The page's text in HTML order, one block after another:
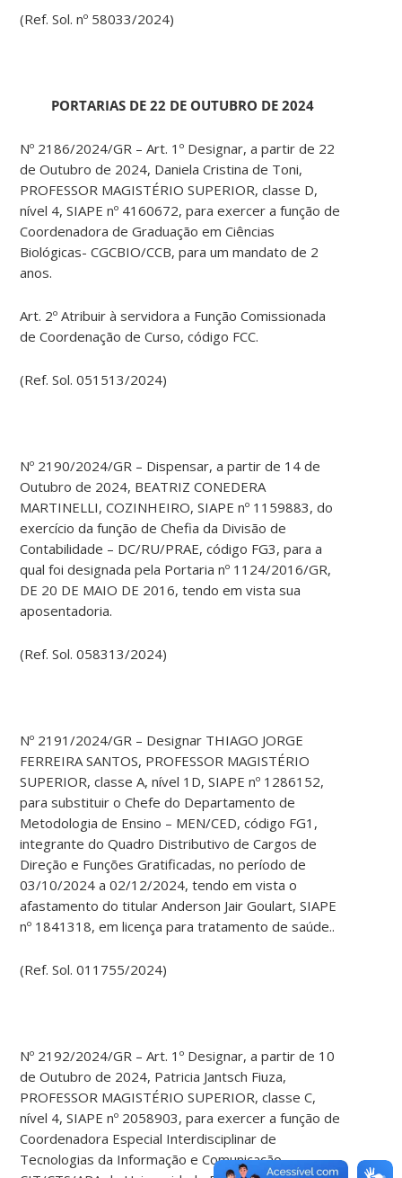
(Ref. Sol. nº 58033/2024)
PORTARIAS DE 22 DE OUTUBRO DE 2024
Nº 2186/2024/GR – Art. 1º Designar, a partir de 22
de Outubro de 2024, Daniela Cristina de Toni,
PROFESSOR MAGISTÉRIO SUPERIOR, classe D,
nível 4, SIAPE nº 4160672, para exercer a função de
Coordenadora de Graduação em Ciências
Biológicas- CGCBIO/CCB, para um mandato de 2
anos.
Art. 2º Atribuir à servidora a Função Comissionada
de Coordenação de Curso, código FCC.
(Ref. Sol. 051513/2024)
Nº 2190/2024/GR – Dispensar, a partir de 14 de
Outubro de 2024, BEATRIZ CONEDERA
MARTINELLI, COZINHEIRO, SIAPE nº 1159883, do
exercício da função de Chefia da Divisão de
Contabilidade – DC/RU/PRAE, código FG3, para a
qual foi designada pela Portaria nº 1124/2016/GR,
DE 20 DE MAIO DE 2016, tendo em vista sua
aposentadoria.
(Ref. Sol. 058313/2024)
Nº 2191/2024/GR – Designar THIAGO JORGE
FERREIRA SANTOS, PROFESSOR MAGISTÉRIO
SUPERIOR, classe A, nível 1D, SIAPE nº 1286152,
para substituir o Chefe do Departamento de
Metodologia de Ensino – MEN/CED, código FG1,
integrante do Quadro Distributivo de Cargos de
Direção e Funções Gratificadas, no período de
03/10/2024 a 02/12/2024, tendo em vista o
afastamento do titular Anderson Jair Goulart, SIAPE
nº 1841318, em licença para tratamento de saúde..
(Ref. Sol. 011755/2024)
Nº 2192/2024/GR – Art. 1º Designar, a partir de 10
de Outubro de 2024, Patricia Jantsch Fiuza,
PROFESSOR MAGISTÉRIO SUPERIOR, classe C,
nível 4, SIAPE nº 2058903, para exercer a função de
Coordenadora Especial Interdisciplinar de
Tecnologias da Informação e Comunicação –